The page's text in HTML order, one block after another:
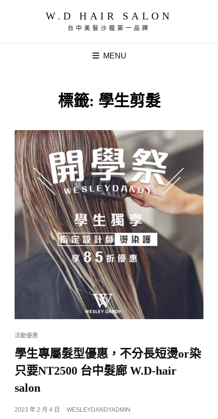
W.D HAIR SALON
台中美髮沙龍第一品牌
MENU
標籤: 學生剪髮
CAT
LINKS
活動優惠
學生專屬髮型優惠，不分長短燙or染
只要NT2500 台中髮廊 W.D-hair
salon
POSTED
2023 年 2 月 4 日 WESLEYDANDYADMIN